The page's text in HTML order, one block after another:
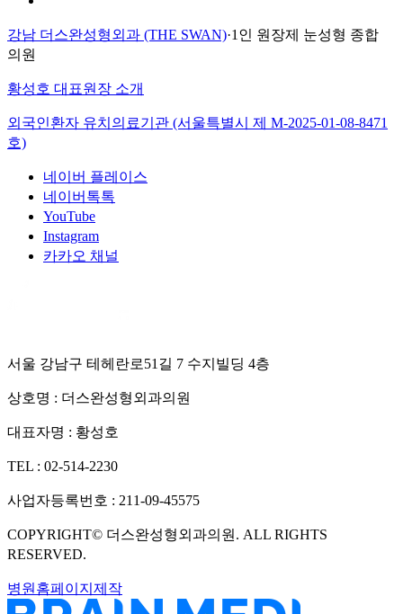
강남 더스완성형외과 (THE SWAN)·1인 원장제 눈성형 종합
의원
황성호 대표원장 소개
외국인환자 유치의료기관 (서울특별시 제 M-2025-01-08-8471
호)
네이버 플레이스
네이버톡톡
YouTube
Instagram
카카오 채널
서울 강남구 테헤란로51길 7 수지빌딩 4층
상호명 : 더스완성형외과의원
대표자명 : 황성호
TEL : 02-514-2230
사업자등록번호 : 211-09-45575
COPYRIGHT© 더스완성형외과의원 . ALL RIGHTS
RESERVED.
병원홈페이지제작